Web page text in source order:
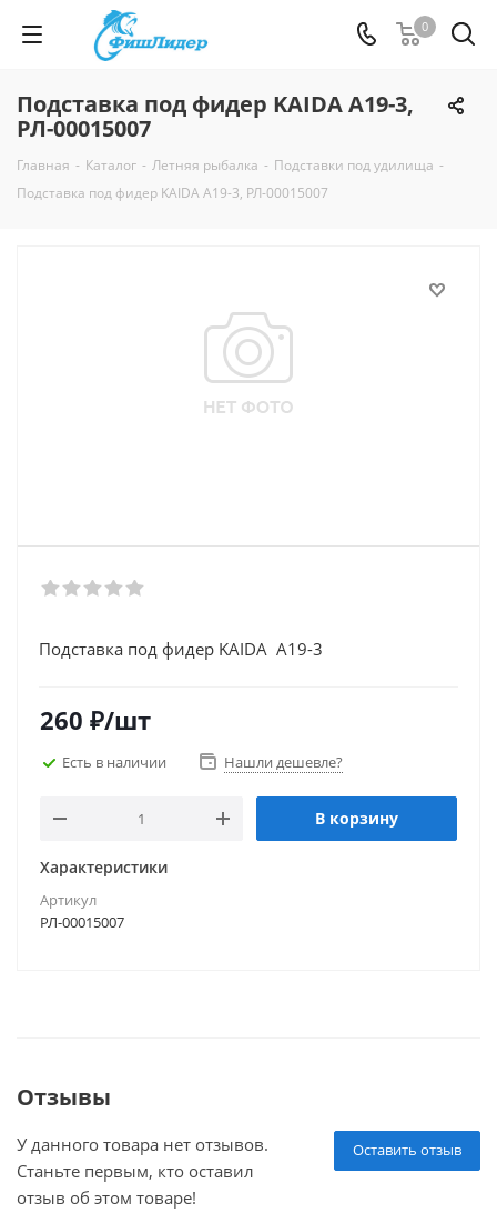
0
Подставка под фидер KAIDA А19-3,
РЛ-00015007
Главная - Каталог - Летняя рыбалка - Подставки под удилища -
Подставка под фидер KAIDA А19-3, РЛ-00015007
Подставка под фидер KAIDA А19-3
260 ₽/шт
Есть в наличии Нашли дешевле?
В корзину
Характеристики
Артикул
РЛ-00015007
Отзывы
Оставить отзыв
У данного товара нет отзывов.
Станьте первым, кто оставил
отзыв об этом товаре!